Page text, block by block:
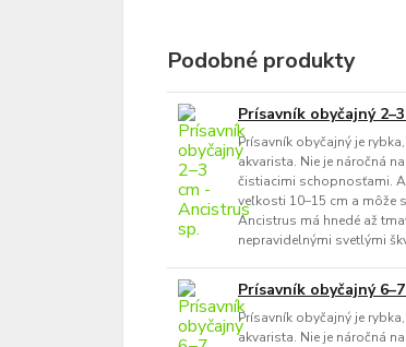
Podobné produkty
Prísavník obyčajný
Prísavník obyčajný je
akvarista. Nie je náročná
čistiacimi schopnosťami.
veľkosti 10–15 cm a môže
Ancistrus má hnedé až
nepravidelnými svetlými
Prísavník obyčajný
Prísavník obyčajný je
akvarista. Nie je náročná